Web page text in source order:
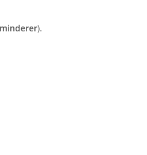
).